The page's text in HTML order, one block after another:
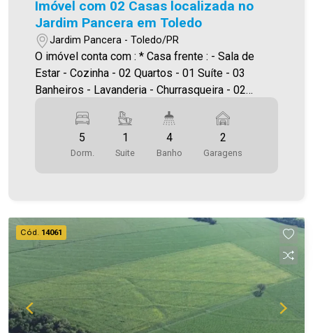
Imóvel com 02 Casas localizada no
Jardim Pancera em Toledo
Jardim Pancera - Toledo/PR
O imóvel conta com : * Casa frente : - Sala de
Estar - Cozinha - 02 Quartos - 01 Suíte - 03
Banheiros - Lavanderia - Churrasqueira - 02
de Estar - Cozinha - 02 Quartos - 01 Banheiro
Área construída: Casa Frente 106,00 m² , Casa
Fundo 59,00m² Área terreno:499,80m² A
na venda. Aproveite essa oportunidade, agende
uma visita! Imobiliária Ativa | Sinta-se em casa! -
As informações aqui prestadas são verdadeiras,
todavia, reservamo-nos o direito de corrigir
qualquer erro de digitação e/ou ortografia, bem
como alteração dos preços e imagens. Fotos
meramente ilustrativas.
5
Dorm.
1
Suite
4
Banho
2
Garagens
Cód. 14061